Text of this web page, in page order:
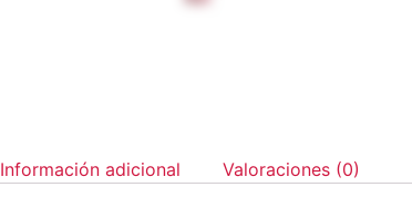
Información adicional Valoraciones (0)